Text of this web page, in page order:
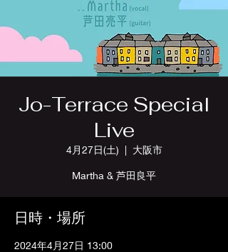
Jo-Terrace Special
Live
4月27日(土)
  |
大阪市
Martha & 芦田良平
日時・場所
2024年4月27日 13:00